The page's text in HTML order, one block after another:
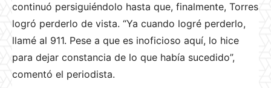
continuó persiguiéndolo hasta que, finalmente, Torres
logró perderlo de vista. “Ya cuando logré perderlo,
llamé al 911. Pese a que es inoficioso aquí, lo hice
para dejar constancia de lo que había sucedido”,
comentó el periodista.